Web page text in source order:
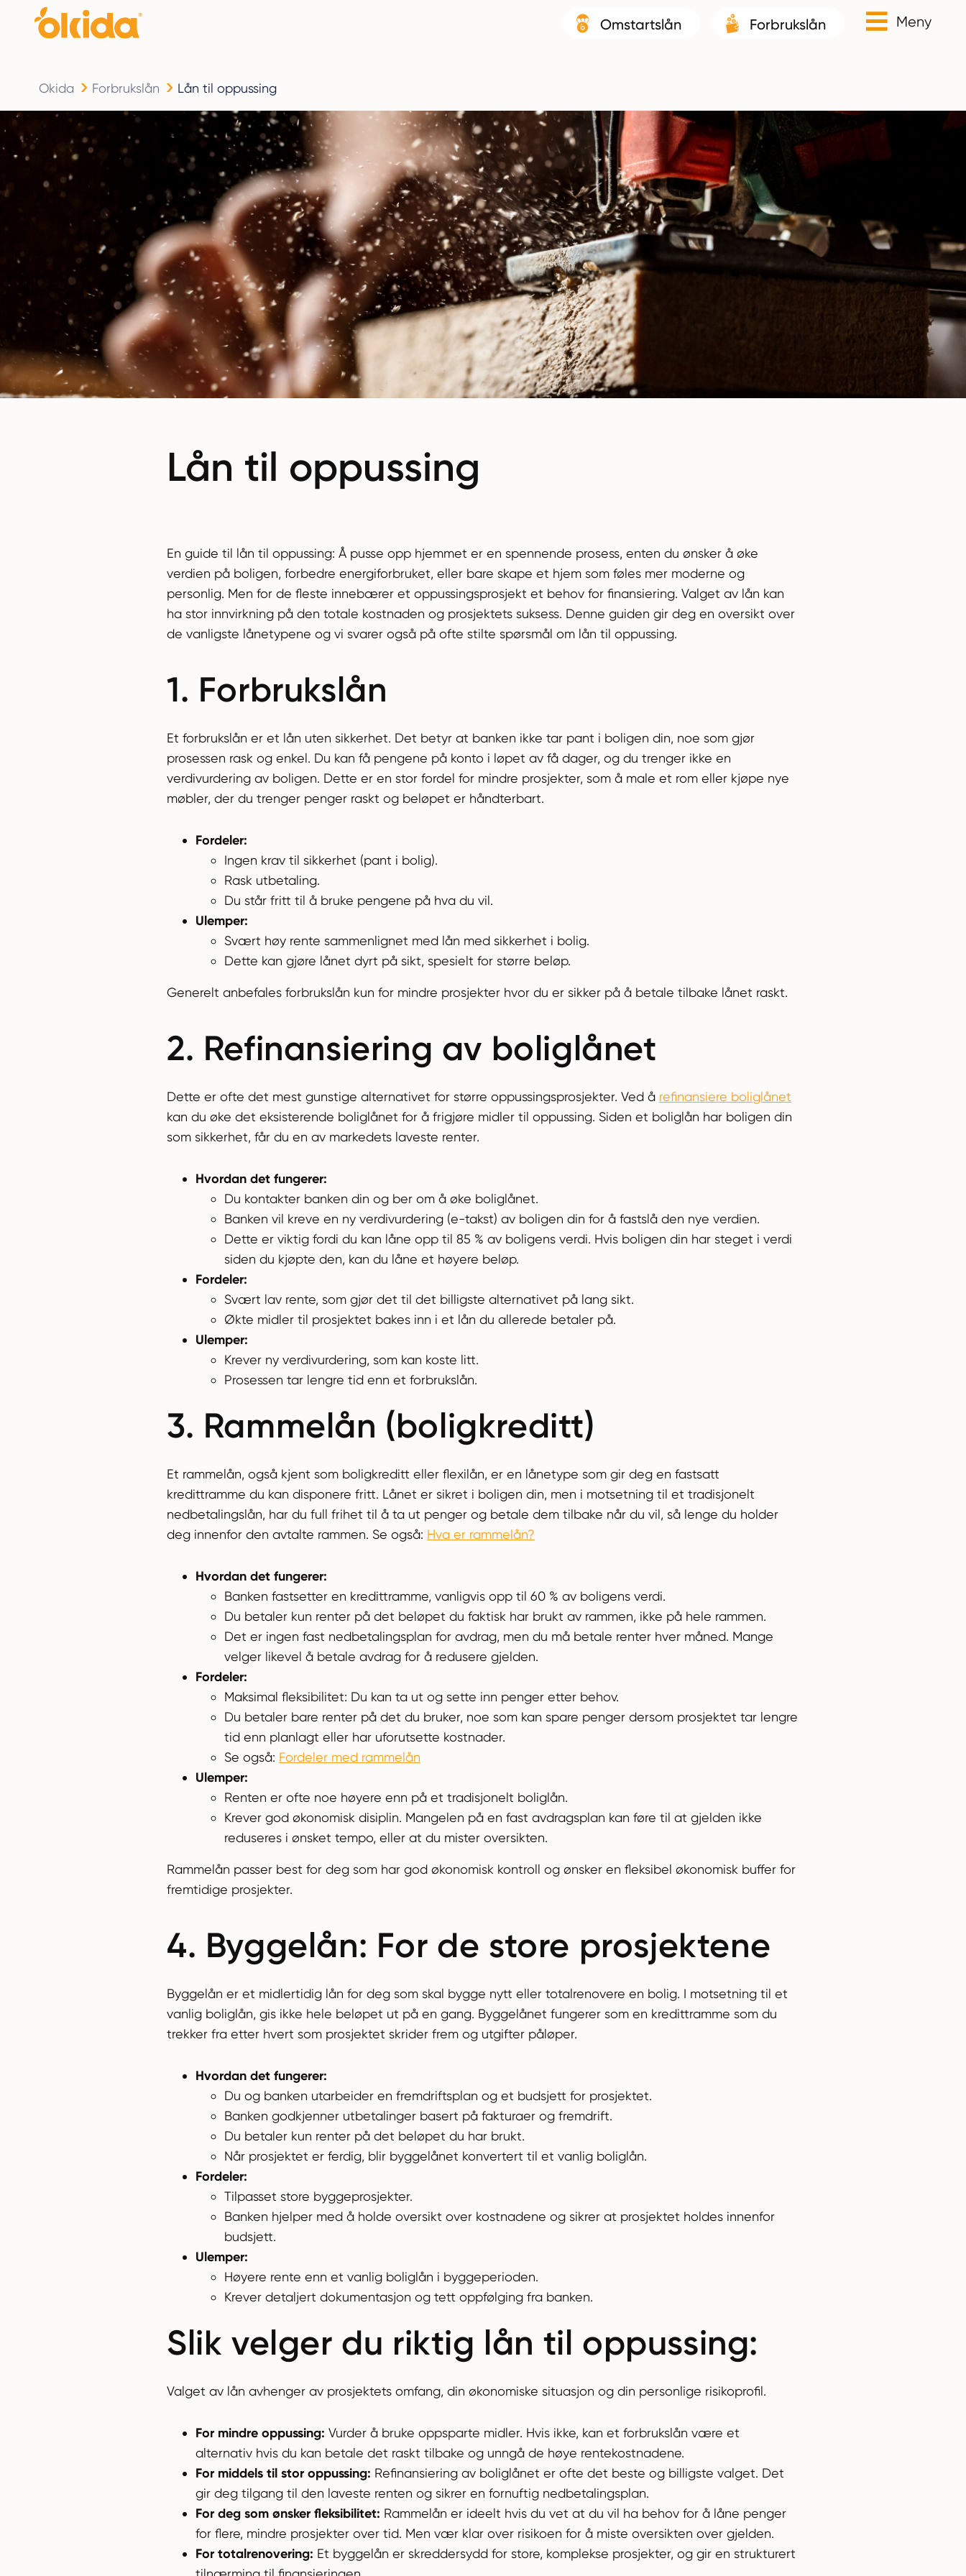
Omstartslån Forbrukslån Meny
Okida Forbrukslån Lån til oppussing
Lån til oppussing
En guide til lån til oppussing: Å pusse opp hjemmet er en spennende prosess, enten du ønsker å øke
verdien på boligen, forbedre energiforbruket, eller bare skape et hjem som føles mer moderne og
personlig. Men for de fleste innebærer et oppussingsprosjekt et behov for finansiering. Valget av lån kan
ha stor innvirkning på den totale kostnaden og prosjektets suksess. Denne guiden gir deg en oversikt over
de vanligste lånetypene og vi svarer også på ofte stilte spørsmål om lån til oppussing.
1. Forbrukslån
Et forbrukslån er et lån uten sikkerhet. Det betyr at banken ikke tar pant i boligen din, noe som gjør
prosessen rask og enkel. Du kan få pengene på konto i løpet av få dager, og du trenger ikke en
verdivurdering av boligen. Dette er en stor fordel for mindre prosjekter, som å male et rom eller kjøpe nye
møbler, der du trenger penger raskt og beløpet er håndterbart.
Fordeler:
Ingen krav til sikkerhet (pant i bolig).
Rask utbetaling.
Du står fritt til å bruke pengene på hva du vil.
Ulemper:
Svært høy rente sammenlignet med lån med sikkerhet i bolig.
Dette kan gjøre lånet dyrt på sikt, spesielt for større beløp.
Generelt anbefales forbrukslån kun for mindre prosjekter hvor du er sikker på å betale tilbake lånet raskt.
2. Refinansiering av boliglånet
Dette er ofte det mest gunstige alternativet for større oppussingsprosjekter. Ved å refinansiere boliglånet
kan du øke det eksisterende boliglånet for å frigjøre midler til oppussing. Siden et boliglån har boligen din
som sikkerhet, får du en av markedets laveste renter.
Hvordan det fungerer:
Du kontakter banken din og ber om å øke boliglånet.
Banken vil kreve en ny verdivurdering (e-takst) av boligen din for å fastslå den nye verdien.
Dette er viktig fordi du kan låne opp til 85 % av boligens verdi. Hvis boligen din har steget i verdi
siden du kjøpte den, kan du låne et høyere beløp.
Fordeler:
Svært lav rente, som gjør det til det billigste alternativet på lang sikt.
Økte midler til prosjektet bakes inn i et lån du allerede betaler på.
Ulemper:
Krever ny verdivurdering, som kan koste litt.
Prosessen tar lengre tid enn et forbrukslån.
3. Rammelån (boligkreditt)
Et rammelån, også kjent som boligkreditt eller flexilån, er en lånetype som gir deg en fastsatt
kredittramme du kan disponere fritt. Lånet er sikret i boligen din, men i motsetning til et tradisjonelt
nedbetalingslån, har du full frihet til å ta ut penger og betale dem tilbake når du vil, så lenge du holder
deg innenfor den avtalte rammen. Se også: Hva er rammelån?
Hvordan det fungerer:
Banken fastsetter en kredittramme, vanligvis opp til 60 % av boligens verdi.
Du betaler kun renter på det beløpet du faktisk har brukt av rammen, ikke på hele rammen.
Det er ingen fast nedbetalingsplan for avdrag, men du må betale renter hver måned. Mange
velger likevel å betale avdrag for å redusere gjelden.
Fordeler:
Maksimal fleksibilitet: Du kan ta ut og sette inn penger etter behov.
Du betaler bare renter på det du bruker, noe som kan spare penger dersom prosjektet tar lengre
tid enn planlagt eller har uforutsette kostnader.
Se også: Fordeler med rammelån
Ulemper:
Renten er ofte noe høyere enn på et tradisjonelt boliglån.
Krever god økonomisk disiplin. Mangelen på en fast avdragsplan kan føre til at gjelden ikke
reduseres i ønsket tempo, eller at du mister oversikten.
Rammelån passer best for deg som har god økonomisk kontroll og ønsker en fleksibel økonomisk buffer for
fremtidige prosjekter.
4. Byggelån: For de store prosjektene
Byggelån er et midlertidig lån for deg som skal bygge nytt eller totalrenovere en bolig. I motsetning til et
vanlig boliglån, gis ikke hele beløpet ut på en gang. Byggelånet fungerer som en kredittramme som du
trekker fra etter hvert som prosjektet skrider frem og utgifter påløper.
Hvordan det fungerer:
Du og banken utarbeider en fremdriftsplan og et budsjett for prosjektet.
Banken godkjenner utbetalinger basert på fakturaer og fremdrift.
Du betaler kun renter på det beløpet du har brukt.
Når prosjektet er ferdig, blir byggelånet konvertert til et vanlig boliglån.
Fordeler:
Tilpasset store byggeprosjekter.
Banken hjelper med å holde oversikt over kostnadene og sikrer at prosjektet holdes innenfor
budsjett.
Ulemper:
Høyere rente enn et vanlig boliglån i byggeperioden.
Krever detaljert dokumentasjon og tett oppfølging fra banken.
Slik velger du riktig lån til oppussing:
Valget av lån avhenger av prosjektets omfang, din økonomiske situasjon og din personlige risikoprofil.
For mindre oppussing: Vurder å bruke oppsparte midler. Hvis ikke, kan et forbrukslån være et
alternativ hvis du kan betale det raskt tilbake og unngå de høye rentekostnadene.
For middels til stor oppussing: Refinansiering av boliglånet er ofte det beste og billigste valget. Det
gir deg tilgang til den laveste renten og sikrer en fornuftig nedbetalingsplan.
For deg som ønsker fleksibilitet: Rammelån er ideelt hvis du vet at du vil ha behov for å låne penger
for flere, mindre prosjekter over tid. Men vær klar over risikoen for å miste oversikten over gjelden.
For totalrenovering: Et byggelån er skreddersydd for store, komplekse prosjekter, og gir en strukturert